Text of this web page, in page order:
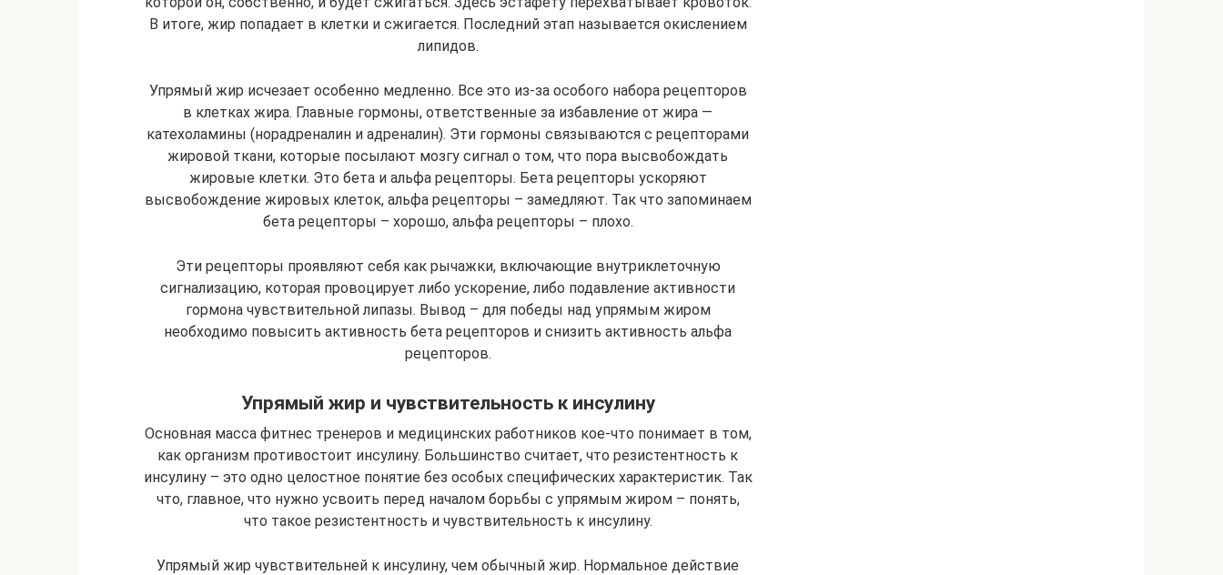
В итоге, жир попадает в клетки и сжигается. Последний этап называется окислением
липидов.
Упрямый жир исчезает особенно медленно. Все это из-за особого набора рецепторов
в клетках жира. Главные гормоны, ответственные за избавление от жира —
катехоламины (норадреналин и адреналин). Эти гормоны связываются с рецепторами
жировой ткани, которые посылают мозгу сигнал о том, что пора высвобождать
жировые клетки. Это бета и альфа рецепторы. Бета рецепторы ускоряют
высвобождение жировых клеток, альфа рецепторы – замедляют. Так что запоминаем
бета рецепторы – хорошо, альфа рецепторы – плохо.
Эти рецепторы проявляют себя как рычажки, включающие внутриклеточную
сигнализацию, которая провоцирует либо ускорение, либо подавление активности
гормона чувствительной липазы. Вывод – для победы над упрямым жиром
необходимо повысить активность бета рецепторов и снизить активность альфа
рецепторов.
Упрямый жир и чувствительность к инсулину
Основная масса фитнес тренеров и медицинских работников кое-что понимает в том,
как организм противостоит инсулину. Большинство считает, что резистентность к
инсулину – это одно целостное понятие без особых специфических характеристик. Так
что, главное, что нужно усвоить перед началом борьбы с упрямым жиром – понять,
что такое резистентность и чувствительность к инсулину.
Упрямый жир чувствительней к инсулину, чем обычный жир. Нормальное действие